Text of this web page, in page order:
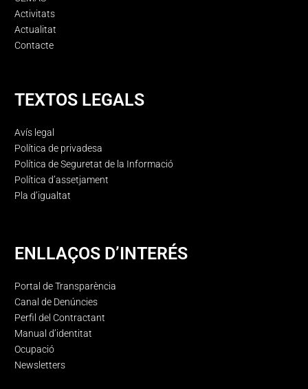
Activitats
Actualitat
Contacte
TEXTOS LEGALS
Avís legal
Política de privadesa
Política de Seguretat de la Informació
Política d’assetjament
Pla d’igualtat
ENLLAÇOS D’INTERÉS
Portal de Transparència
Canal de Denúncies
Perfil del Contractant
Manual d’identitat
Ocupació
Newsletters